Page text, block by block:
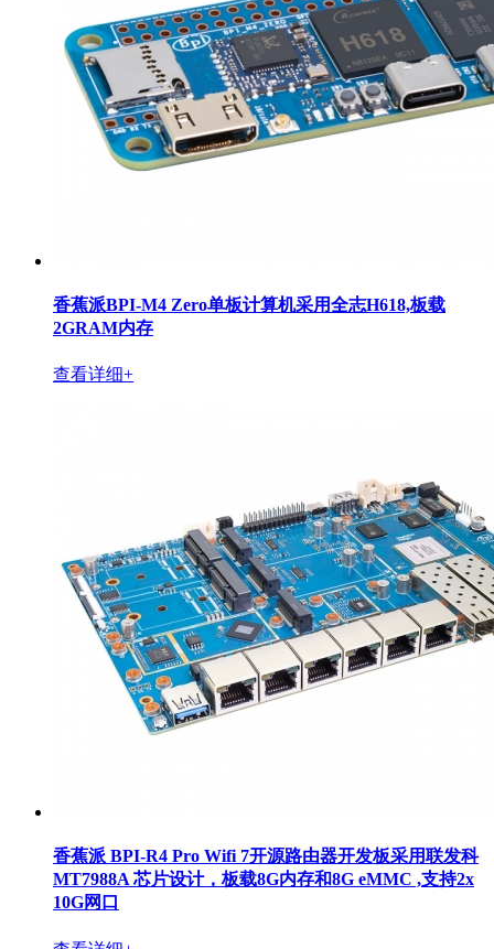
香蕉派BPI-M4 Zero单板计算机采用全志H618,板载
2GRAM内存
查看详细+
香蕉派 BPI-R4 Pro Wifi 7开源路由器开发板采用联发科
MT7988A 芯片设计，板载8G内存和8G eMMC ,支持2x
10G网口